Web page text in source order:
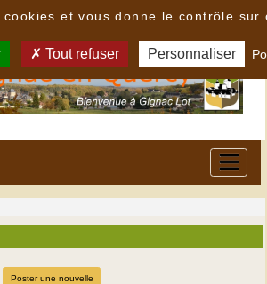
Poster une nouvelle
et vous donne le contrôle sur
Tout refuser Personnaliser